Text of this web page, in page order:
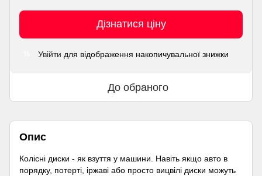
Дізнатися ціну
Увійти для відображення накопичувальної знижки
До обраного
Опис
Колісні диски - як взуття у машини. Навіть якщо авто в
порядку, потерті, іржаві або просто вицвілі диски можуть